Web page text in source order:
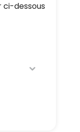
ci-dessous